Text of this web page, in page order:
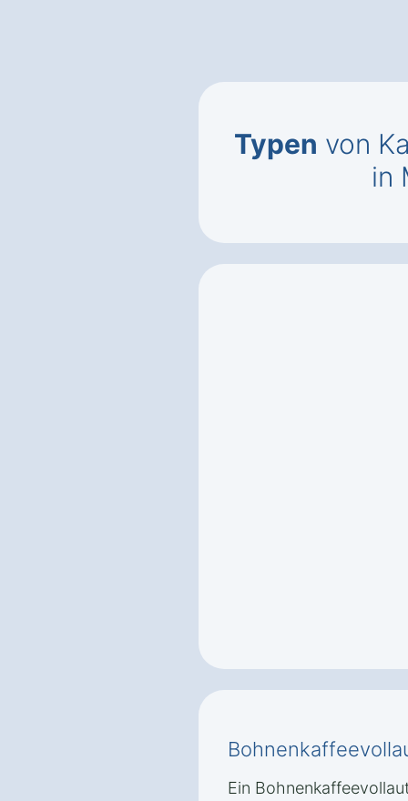
Typen von
in
Ein